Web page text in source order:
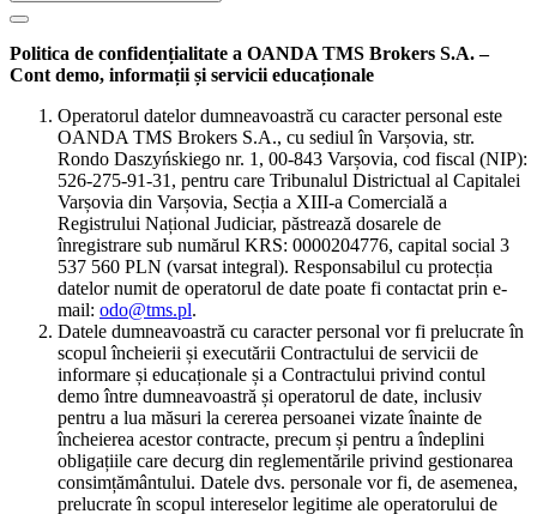
Politica de confidențialitate a OANDA TMS Brokers S.A. –
Cont demo, informații și servicii educaționale
Operatorul datelor dumneavoastră cu caracter personal este
OANDA TMS Brokers S.A., cu sediul în Varșovia, str.
Rondo Daszyńskiego nr. 1, 00-843 Varșovia, cod fiscal (NIP):
526-275-91-31, pentru care Tribunalul Districtual al Capitalei
Varșovia din Varșovia, Secția a XIII-a Comercială a
Registrului Național Judiciar, păstrează dosarele de
înregistrare sub numărul KRS: 0000204776, capital social 3
537 560 PLN (varsat integral). Responsabilul cu protecția
datelor numit de operatorul de date poate fi contactat prin e-
mail: odo@tms.pl.
Datele dumneavoastră cu caracter personal vor fi prelucrate în
scopul încheierii și executării Contractului de servicii de
informare și educaționale și a Contractului privind contul
demo între dumneavoastră și operatorul de date, inclusiv
pentru a lua măsuri la cererea persoanei vizate înainte de
încheierea acestor contracte, precum și pentru a îndeplini
obligațiile care decurg din reglementările privind gestionarea
consimțământului. Datele dvs. personale vor fi, de asemenea,
prelucrate în scopul intereselor legitime ale operatorului de